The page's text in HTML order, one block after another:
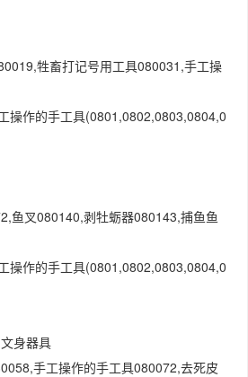
牲畜打记号用工具080031,手工操
操作的手工具(0801,0802,0803,0804,0
鱼叉080140,剥牡蛎器080143,捕鱼鱼
操作的手工具(0801,0802,0803,0804,0
身器具
手工操作的手工具080072,去死皮